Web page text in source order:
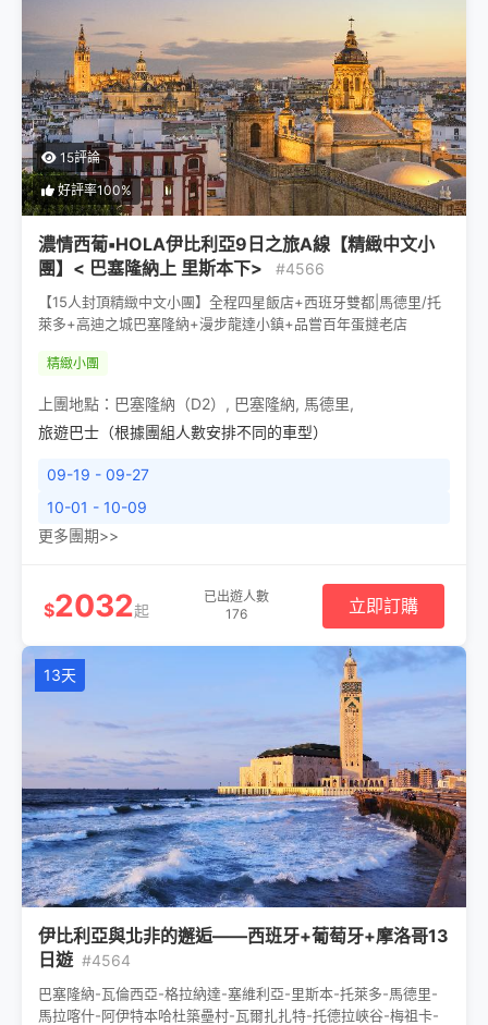
15評論
好評率100%
濃情西葡▪HOLA伊比利亞9日之旅A線【精緻中文小
團】< 巴塞隆納上 里斯本下>
#4566
【15人封頂精緻中文小團】全程四星飯店+西班牙雙都|馬德里/托
萊多+高迪之城巴塞隆納+漫步龍達小鎮+品嘗百年蛋撻老店
精緻小團
上團地點： 巴塞隆納（D2） , 巴塞隆納, 馬德里,
旅遊巴士（根據團組人數安排不同的車型）
09-19 - 09-27
10-01 - 10-09
更多團期>>
$2032起
已出遊人數
176
立即訂購
13天
伊比利亞與北非的邂逅——西班牙+葡萄牙+摩洛哥13
日遊 #4564
巴塞隆納-瓦倫西亞-格拉納達-塞維利亞-里斯本-托萊多-馬德里-
馬拉喀什-阿伊特本哈杜築壘村-瓦爾扎扎特-托德拉峽谷-梅祖卡-